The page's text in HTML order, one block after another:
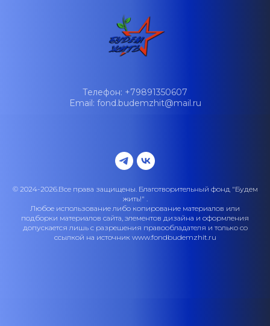
Телефон: +79891350607
Email: fond.budemzhit@mail.ru
© 2024-2026.Все права защищены. Благотворительный фонд "Будем
жить!" .
Любое использование либо копирование материалов или
подборки материалов сайта, элементов дизайна и оформления
допускается лишь с разрешения правообладателя и только со
ссылкой на источник www.fondbudemzhit.ru